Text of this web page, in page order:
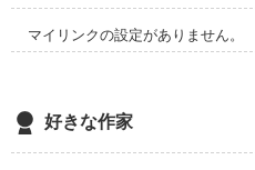
マイリンクの設定がありません。
好きな作家